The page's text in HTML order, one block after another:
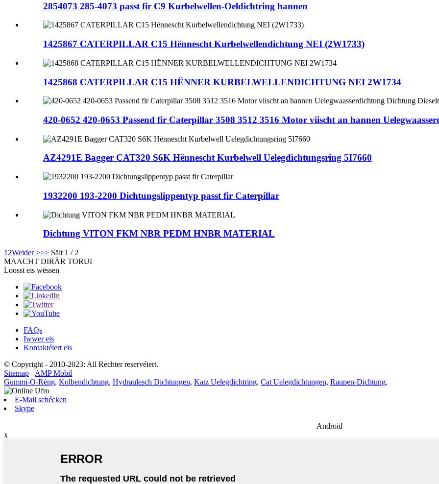
2854073 285-4073 passt fir C9 Kurbelwellen-Oeldichtring hannen
1425867 CATERPILLAR C15 Hënnescht Kurbelwellendichtung NEI (2W1733)
1425868 CATERPILLAR C15 HËNNER KURBELWELLENDICHTUNG NEI 2W1734
420-0652 420-0653 Passend fir Caterpillar 3508 3512 3516 Motor viischt an hannen
AZ4291E Bagger CAT320 S6K Hënnescht Kurbelwell Uelegdichtungsring 5I7660
1932200 193-2200 Dichtungslippentyp passt fir Caterpillar
Dichtung VITON FKM NBR PEDM HNBR MATERIAL
1 2Weider >>> Säit 1 / 2
MAACHT DIRÄR TORUI
Loosst eis wëssen
FAQs
Iwwer eis
Kontaktéiert eis
© Copyright - 2010-2023: All Rechter reservéiert.
Sitemap - AMP Mobil
Gummi-O-Réng, Kolbendichtung, Hydraulesch Dichtungen, Katz Uelegdichtring, Cat Uelegdichtungen, Raupen-Dichtung,
E-Mail schécken
Skype
Android
x